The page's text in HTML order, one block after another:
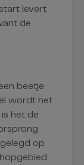
levert
de
beetje
wordt het
het de
op